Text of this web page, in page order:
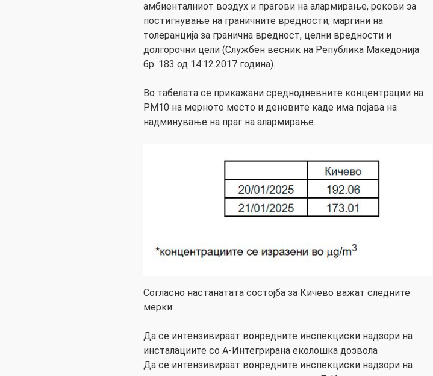
амбиенталниот воздух и прагови на алармирање, рокови за
постигнување на граничните вредности, маргини на
толеранција за гранична вредност, целни вредности и
долгорочни цели (Службен весник на Република Македонија
бр. 183 од 14.12.2017 година).
Во табелата се прикажани среднодневните концентрации на
PM10 на мернoто место и деновите каде има појава на
надминување на праг на алармирање.
Согласно настанатата состојба за Кичево важат следните
мерки:
Да се интензивираат вонредните инспекциски надзори на
инсталациите со А-Интегрирана еколошка дозвола
Да се интензивираат вонредните инспекциски надзори на